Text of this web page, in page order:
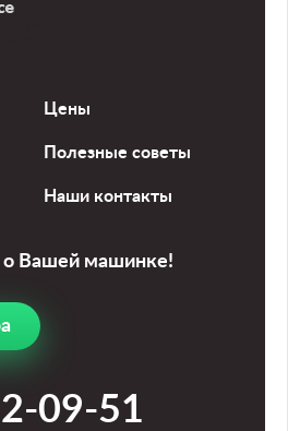
Цены
Полезные советы
Наши контакты
о Вашей машинке!
09-51